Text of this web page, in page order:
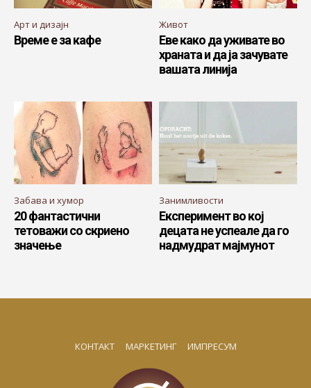
Арт и дизајн
Време е за кафе
Живот
Еве како да уживате во
храната и да ја зачувате
вашата линија
Забава и хумор
20 фантастични
тетоважи со скриено
значење
Занимливости
Експеримент во кој
децата не успеале да го
надмудрат мајмунот
КОНТАКТ МАРКЕТИНГ ИМПРЕСУМ